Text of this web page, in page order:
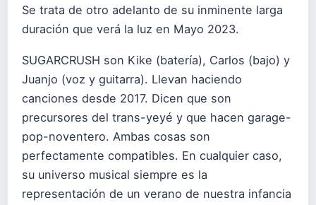
Se trata de otro adelanto de su inminente larga
duración que verá la luz en Mayo 2023.
SUGARCRUSH son Kike (batería), Carlos (bajo) y
Juanjo (voz y guitarra). Llevan haciendo
canciones desde 2017. Dicen que son
precursores del trans-yeyé y que hacen garage-
pop-noventero. Ambas cosas son
perfectamente compatibles. En cualquier caso,
su universo musical siempre es la
representación de un verano de nuestra infancia